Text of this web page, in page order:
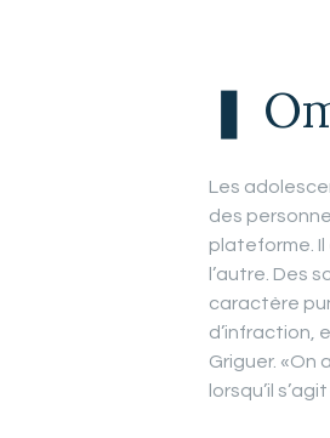
❚
Les
des
plateforme. Il
l’autre. Des
caractère
d’infraction,
Griguer. «On
lorsqu’il